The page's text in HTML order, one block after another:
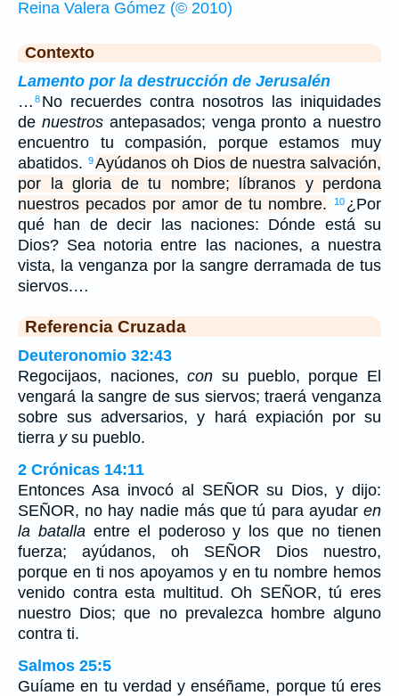
Reina Valera Gómez (© 2010)
Contexto
Lamento por la destrucción de Jerusalén
… 8 No recuerdes contra nosotros las iniquidades
de nuestrosantepasados; venga pronto a nuestro
encuentro tu compasión, porque estamos muy
abatidos. 9Ayúdanos oh Dios de nuestra salvación,
por la gloria de tu nombre; líbranos y perdona
nuestros pecados por amor de tu nombre.
10 ¿Por
qué han de decir las naciones: Dónde está su
Dios? Sea notoria entre las naciones, a nuestra
vista, la venganza por la sangre derramada de tus
siervos.…
Referencia Cruzada
Deuteronomio 32:43
Regocijaos, naciones,con su pueblo, porque El
vengará la sangre de sus siervos; traerá venganza
sobre sus adversarios, y hará expiación por su
tierra ysu pueblo.
2 Crónicas 14:11
Entonces Asa invocó al SEÑOR su Dios, y dijo:
SEÑOR, no hay nadie más que tú para ayudar en
la batalla entre el poderoso y los que no tienen
fuerza; ayúdanos, oh SEÑOR Dios nuestro,
porque en ti nos apoyamos y en tu nombre hemos
venido contra esta multitud. Oh SEÑOR, tú eres
nuestro Dios; que no prevalezca hombre alguno
contra ti.
Salmos 25:5
Guíame en tu verdad y enséñame, porque tú eres